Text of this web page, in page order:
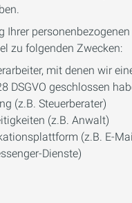
Ihrer
zu folgenden Zwecken:
mit denen wir
DSGVO geschlossen
(z.B. Steuerberater)
(z.B. Anwalt)
(z.B. E-
Dienste)